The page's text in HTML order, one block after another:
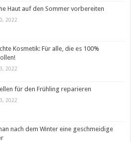
Haut auf den Sommer vorbereiten
2022
Kosmetik: Für alle, die es 100%
2022
für den Frühling reparieren
2022
nach dem Winter eine geschmeidige